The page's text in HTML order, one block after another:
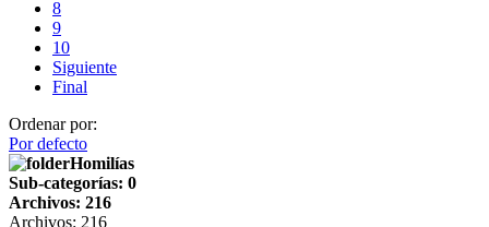
8
9
10
Siguiente
Final
Ordenar por:
Por defecto
Homilías
Sub-categorías: 0
Archivos: 216
Archivos: 216